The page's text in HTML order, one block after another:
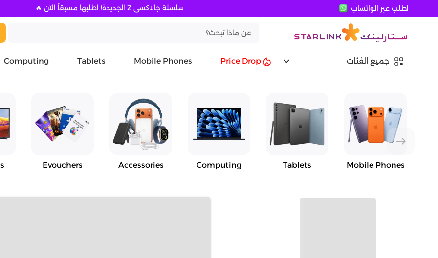
اطلب عبر الواتساب سلسلة جالاكسي Z الجديدة! اطلبها مسبقاً الآن 🔥
جميع الفئات keyboard_arrow_down
Price Drop
Mobile Phones
Tablets
Computing
east
Mobile Phones
Tablets
Computing
Accessories
Evouchers